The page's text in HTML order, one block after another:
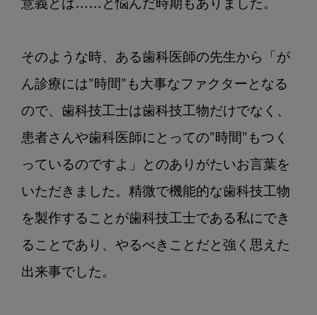
意義とは……と悩んだ時期もありました。
そのような時、ある歯科医師の先生から「が
ん診療には"時間"も大事なファクターとなる
ので、歯科技工士は歯科技工物だけでなく、
患者さんや歯科医師にとっての"時間"もつく
っているのですよ」とのありがたいお言葉を
いただきました。精微で機能的な歯科技工物
を製作することが歯科技工士である私にでき
ることであり、やるべきことだと強く思えた
出来事でした。